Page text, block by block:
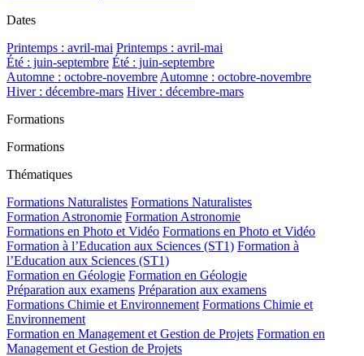
Dates
Printemps : avril-mai Printemps : avril-mai
Été : juin-septembre Été : juin-septembre
Automne : octobre-novembre Automne : octobre-novembre
Hiver : décembre-mars Hiver : décembre-mars
Formations
Formations
Thématiques
Formations Naturalistes Formations Naturalistes
Formation Astronomie Formation Astronomie
Formations en Photo et Vidéo Formations en Photo et Vidéo
Formation à l’Education aux Sciences (ST1) Formation à
l’Education aux Sciences (ST1)
Formation en Géologie Formation en Géologie
Préparation aux examens Préparation aux examens
Formations Chimie et Environnement Formations Chimie et
Environnement
Formation en Management et Gestion de Projets Formation en
Management et Gestion de Projets